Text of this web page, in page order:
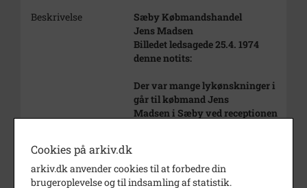
Beskrivelse
Sæby Købmandshandel
Jens Madsen
Billedet ledsagede 25.4. 1974
denne notits:
Der var mange lykønskninger i
går til købmand Jens
Madsen i Sæby ved receptionen
omdannet til
et såkaldt mini-supermarkede
Cookies på arkiv.dk
arkiv.dk anvender cookies til at forbedre din
brugeroplevelse og til indsamling af statistik.